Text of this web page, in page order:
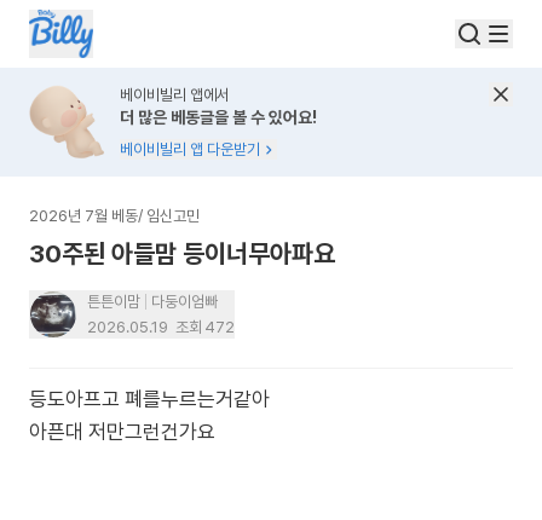
베이비빌리 앱에서
더 많은 베동글을 볼 수 있어요!
베이비빌리 앱 다운받기
2026년 7월 베동/ 임신고민
30주된 아들맘 등이너무아파요
튼튼이맘
다둥이엄빠
2026.05.19 조회 472
등도아프고 폐를누르는거같아
아픈대 저만그런건가요